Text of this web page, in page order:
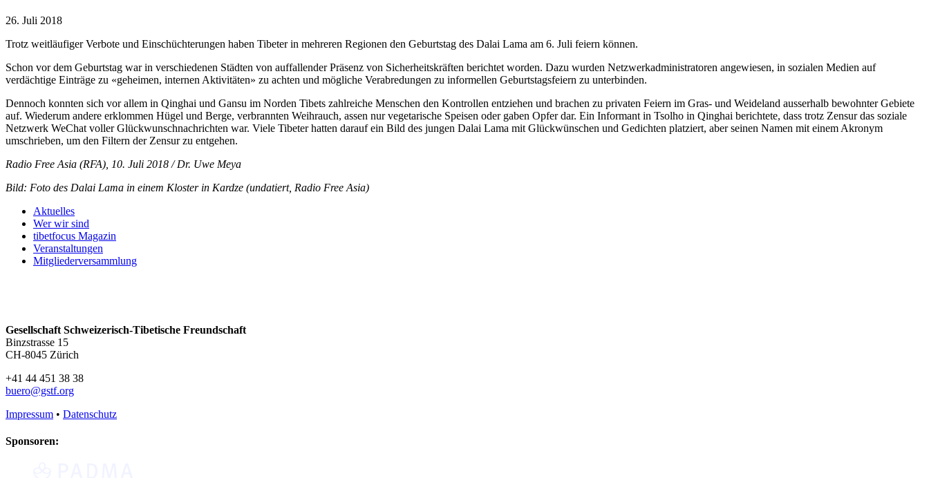
26. Juli 2018
Trotz weitläufiger Verbote und Einschüchterungen haben Tibeter in mehreren Regionen den Geburtstag des Dalai Lama am 6. Juli feiern können.
Schon vor dem Geburtstag war in verschiedenen Städten von auffallender Präsenz von Sicherheitskräften berichtet worden. Dazu wurden Netzwerkadministratoren angewiesen, in sozialen Medien auf
verdächtige Einträge zu «geheimen, internen Aktivitäten» zu achten und mögliche Verabredungen zu informellen Geburtstagsfeiern zu unterbinden.
Dennoch konnten sich vor allem in Qinghai und Gansu im Norden Tibets zahlreiche Menschen den Kontrollen entziehen und brachen zu privaten Feiern im Gras- und Weideland ausserhalb bewohnter Gebiete
auf. Wiederum andere erklommen Hügel und Berge, verbrannten Weihrauch, assen nur vegetarische Speisen oder gaben Opfer dar. Ein Informant in Tsolho in Qinghai berichtete, dass trotz Zensur das soziale
Netzwerk WeChat voller Glückwunschnachrichten war. Viele Tibeter hatten darauf ein Bild des jungen Dalai Lama mit Glückwünschen und Gedichten platziert, aber seinen Namen mit einem Akronym
umschrieben, um den Filtern der Zensur zu entgehen.
Radio Free Asia (RFA), 10. Juli 2018 / Dr. Uwe Meya
Bild: Foto des Dalai Lama in einem Kloster in Kardze (undatiert, Radio Free Asia)
Aktuelles
Wer wir sind
tibetfocus Magazin
Veranstaltungen
Mitgliederversammlung
Gesellschaft Schweizerisch-Tibetische Freundschaft
Binzstrasse 15
CH-8045 Zürich
+41 44 451 38 38
buero@gstf.org
Impressum • Datenschutz
Sponsoren: